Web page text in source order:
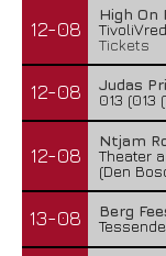
12-08
High On
Tickets
12-08
Judas
013 (013
12-08
Ntjam
Theater
(Den
13-08
Berg